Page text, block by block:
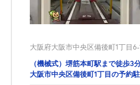
大阪府大阪市中央区備後町1丁目
（機械式）堺筋本町駅まで徒歩3分
大阪市中央区備後町1丁目の予約